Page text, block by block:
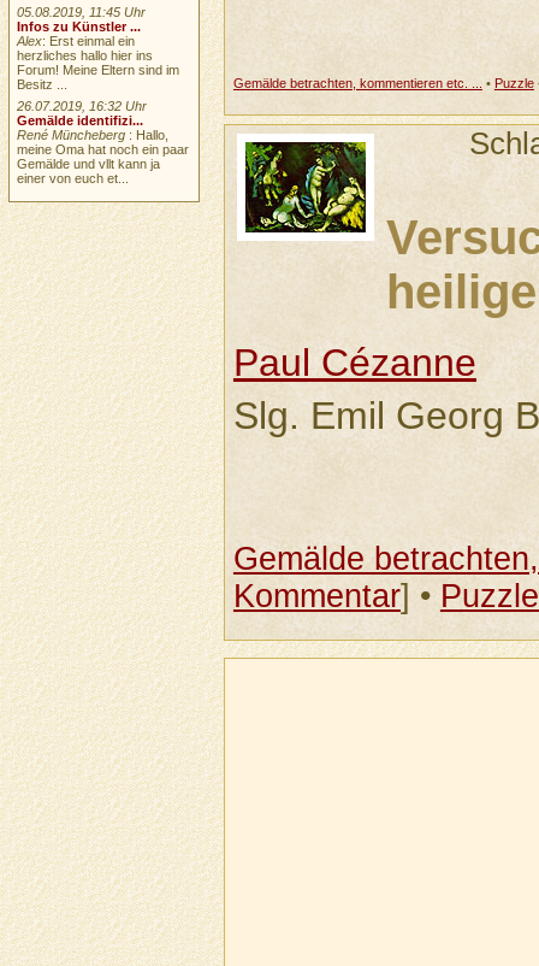
Gemälde betrachten, kommentieren etc. ... • Puzzle
Paul Cézanne
Slg. Emil Georg
Gemälde
Kommentar] •Puzzle
05.08.2019, 11:45 Uhr
Infos zu Künstler ...
Alex: Erst einmal ein
herzliches hallo hier ins
Forum! Meine Eltern sind im
Besitz ...
26.07.2019, 16:32 Uhr
Gemälde identifizi...
René Müncheberg : Hallo,
meine Oma hat noch ein paar
Gemälde und vllt kann ja
einer von euch et...